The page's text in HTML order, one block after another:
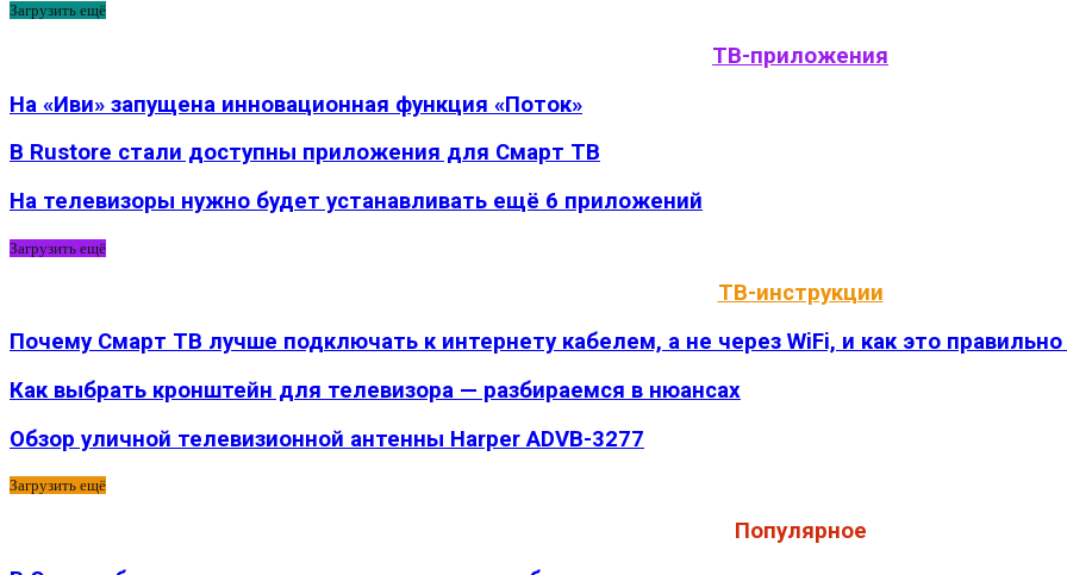
Загрузить ещё
ТВ-приложения
На «Иви» запущена инновационная функция «Поток»
В Rustore стали доступны приложения для Смарт ТВ
На телевизоры нужно будет устанавливать ещё 6 приложений
Загрузить ещё
ТВ-инструкции
Почему Смарт ТВ лучше подключать к интернету кабелем, а не через WiFi, и как это
Как выбрать кронштейн для телевизора — разбираемся в нюансах
Обзор уличной телевизионной антенны Harper ADVB-3277
Загрузить ещё
Популярное